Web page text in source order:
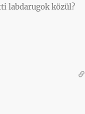
labdarugok közül?